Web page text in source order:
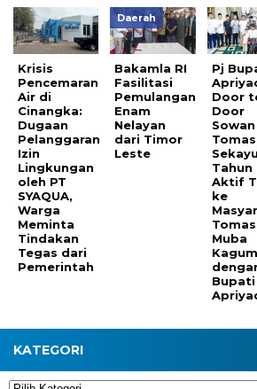
Krisis
Pencemaran
Air di
Cinangka:
Dugaan
Pelanggaran
Izin
Lingkungan
oleh PT
SYAQUA,
Warga
Meminta
Tindakan
Tegas dari
Pemerintah
Daerah
Bakamla RI
Fasilitasi
Pemulangan
Enam
Nelayan
dari Timor
Leste
Pj
Door
Door
Tahun
Aktif
ke
Tomas
Muba
Kagum
Bupati
KATEGORI